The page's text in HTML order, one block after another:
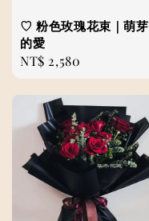
♡ 粉色玫瑰花束｜萌芽
的愛
Regular
price
NT$ 2,580